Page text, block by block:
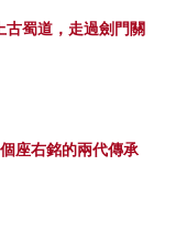
蜀道，走過劍門關
座右銘的兩代傳承